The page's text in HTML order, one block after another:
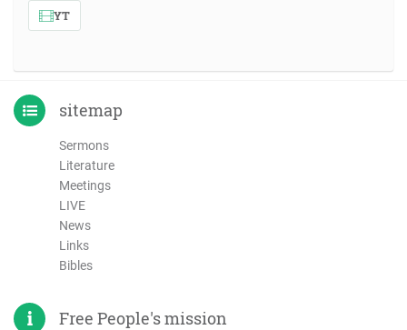
YT
sitemap
Sermons
Literature
Meetings
LIVE
News
Links
Bibles
Free People's mission